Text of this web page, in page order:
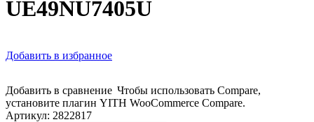
UЕ49NU7405U
Добавить в избранное
Добавить в сравнение Чтобы использовать Compare,
установите плагин YITH WooCommerce Compare.
Артикул: 2822817